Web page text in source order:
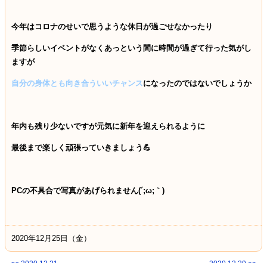
今年はコロナのせいで思うような休日が過ごせなかったり
季節らしいイベントがなくあっという間に時間が過ぎて行った気がし
ますが
自分の身体とも向き合ういいチャンスになったのではないでしょうか
年内も残り少ないですが元気に新年を迎えられるように
最後まで楽しく頑張っていきましょう 💪
PCの不具合で写真があげられません(´;ω;｀)
2020年12月25日（金）